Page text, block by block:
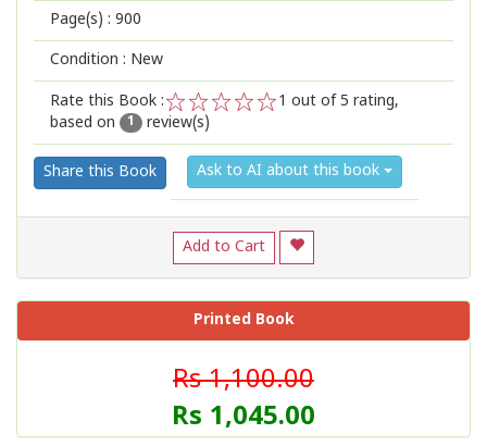
Page(s) : 900
Condition : New
Rate this Book :
2
1
1 out of 5 rating,
based on
1 review(s)
Share this Book Ask to AI about this book
Add to Cart
Printed Book
Rs 1,100.00
Rs 1,045.00